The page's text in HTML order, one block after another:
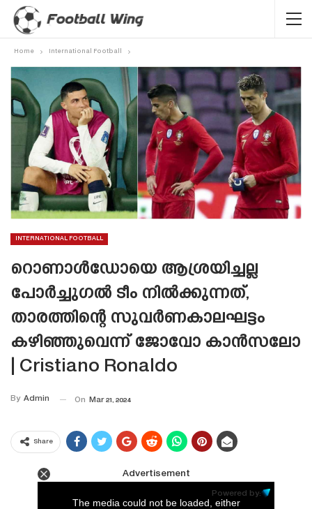
Home International Football
INTERNATIONAL FOOTBALL
റൊണാൾഡോയെ ആശ്രയിച്ചല്ല
പോർച്ചുഗൽ ടീം നിൽക്കുന്നത്,
താരത്തിന്റെ സുവർണകാലഘട്ടം
കഴിഞ്ഞുവെന്ന് ജോവോ കാൻസലോ
| Cristiano Ronaldo
By Admin On Mar 21, 2024
Share
Advertisement
Powered by:
The media could not be loaded, either